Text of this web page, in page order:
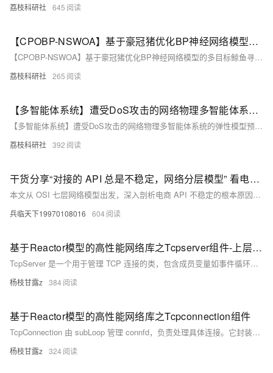
荔枝科研社 645
【CPOBP-NSWOA】基于豪冠猪优化BP神经网络模型的多目标鲸鱼寻优算法研究（Matlab代码实现）
【CPOBP-NSWOA】基于豪冠猪优化BP神经网络模型的多目标鲸鱼寻优算法研究（Matlab代码实现）
荔枝科研社 265
【多智能体系统】遭受DoS攻击的网络物理多智能体系统的弹性模型预测控制MPC研究（Simulink仿真实现）
【多智能体系统】遭受DoS攻击的网络物理多智能体系统的弹性模型预测控制MPC研究（Simulink仿真实现）
荔枝科研社 392
干货分享“对接的 API 总是不稳定，网络分层模型” 看电商 API 故障的本质
本文从 OSI 七层网络模型出发，深入剖析电商 API 不稳定的根本原因，涵盖物理层到应用层的典型故障与解决方案，结合阿里、京东等大厂架构，详解如何构建高稳定性的电商 API 通信体系。
兵临天下19970108016 604
基于Reactor模型的高性能网络库之Tcpserver组件-上层调度器
TcpServer 是一个用于管理 TCP 连接的类，包含成员变量如事件循环（EventLoop）、连接池（ConnectionMap）和回调函数等。其主要功能包括监听新连接、设置线程池、启动服务器及处理连接事件。通过 Acceptor 接收新连接，并使用轮询算法将连接分配给子事件循环（subloop）进行读写操作。调用链从 start() 开始，经由线程池启动和 Acceptor 监听，最终由 TcpConnection 管理具体连接的事件处理。
杨枝甘露z 384
基于Reactor模型的高性能网络库之Tcpconnection组件
TcpConnection 由 subLoop 管理 connfd，负责处理具体连接。它封装了连接套接字，通过 Channel 监听可读、可写、关闭、错误等
杨枝甘露z 324